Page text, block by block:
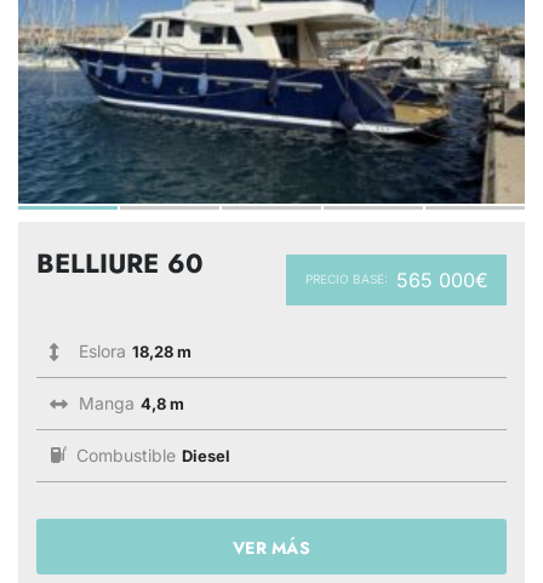
PRECIO BASE: 565 000€
BELLIURE 60
Eslora 18,28 m
Manga 4,8 m
Combustible Diesel
VER MÁS